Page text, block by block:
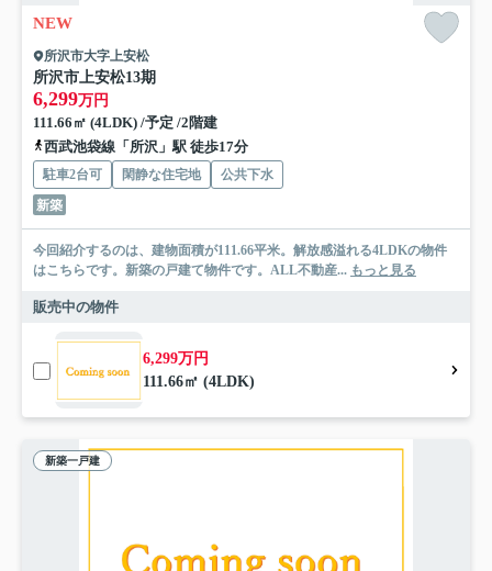
NEW
所沢市大字上安松
所沢市上安松13期
6,299万円
111.66㎡ (4LDK) /予定 /2階建
西武池袋線「所沢」駅 徒歩17分
駐車2台可 閑静な住宅地
公共下水
新築
今回紹介するのは、建物面積が111.66平米。解放感溢れる4LDKの物件
はこちらです。新築の戸建て物件です。ALL不動産... もっと見る
販売中の物件
6,299万円
111.66㎡ (4LDK)
新築一戸建